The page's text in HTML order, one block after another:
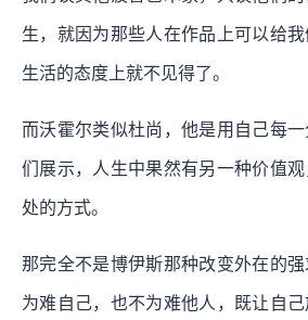
生，就因为那些人在作品上可以给
生活的态度上就不见得了。
而沃霍尔类似杜尚，他是用自己每
们展示，人生中果然有另一种价值
处的方式。
那完全不是博伊斯那种改变外在的
为难自己，也不为难他人，既让自